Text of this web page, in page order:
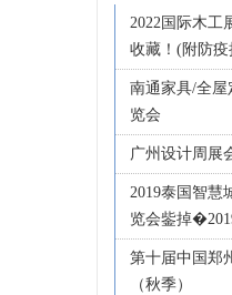
2022国际木工
收藏！(附防疫
南通家具/全
览会
广州设计周展
2019泰国智慧
览会鈭掉
第十届中国郑
（秋季）